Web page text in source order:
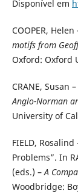
Disponível em
COOPER, Helen
motifs from
Oxford: Oxford
CRANE, Susan –
Anglo-Norman
University of
FIELD,
Problems”. In
(eds.) – A
Woodbridge: